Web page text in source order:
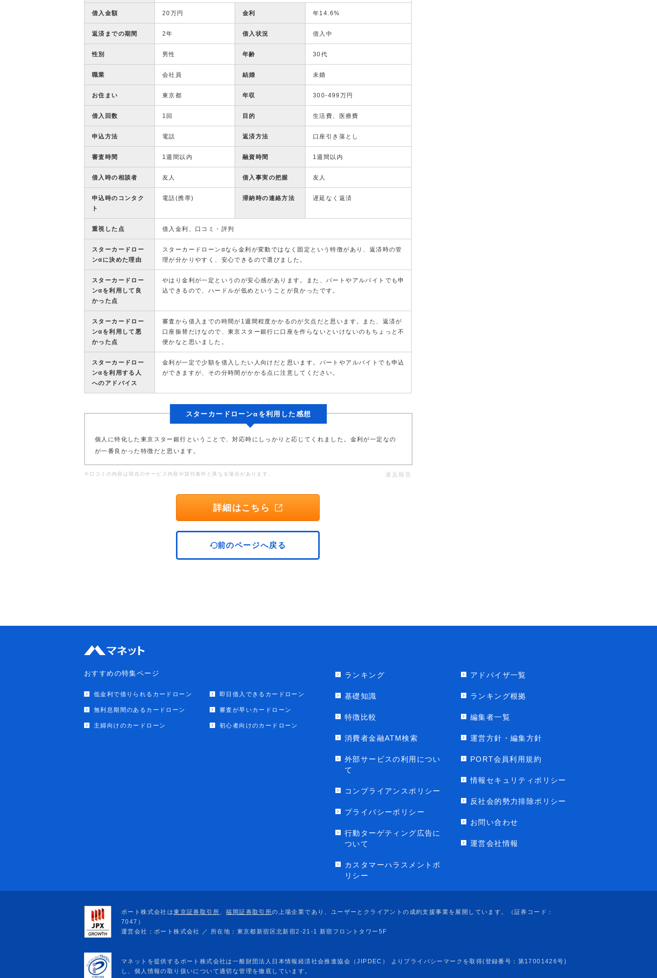
借入金額 20万円 金利 年14.6%
返済までの期間 2年 借入状況 借入中
性別 男性 年齢 30代
職業 会社員 結婚 未婚
お住まい 東京都 年収 300-499万円
借入回数 1回 目的 生活費、医療費
申込方法 電話 返済方法 口座引き落とし
審査時間 1週間以内 融資時間 1週間以内
借入時の相談者 友人 借入事実の把握 友人
申込時のコンタク
ト
電話(携帯) 滞納時の連絡方法 遅延なく返済
重視した点 借入金利、口コミ・評判
スターカードロー
ンαに決めた理由
スターカードローンαなら金利が変動ではなく固定という特徴があり、返済時の管
理が分かりやすく、安心できるので選びました。
スターカードロー
ンαを利用して良
かった点
やはり金利が一定というのが安心感があります。また、パートやアルバイトでも申
込できるので、ハードルが低めということが良かったです。
スターカードロー
ンαを利用して悪
かった点
審査から借入までの時間が1週間程度かかるのが欠点だと思います。また、返済が
口座振替だけなので、東京スター銀行に口座を作らないといけないのもちょっと不
便かなと思いました。
スターカードロー
ンαを利用する人
へのアドバイス
金利が一定で少額を借入したい人向けだと思います。パートやアルバイトでも申込
ができますが、その分時間がかかる点に注意してください。
スターカードローンαを利用した感想
個人に特化した東京スター銀行ということで、対応時にしっかりと応じてくれました。金利が一定なの
が一番良かった特徴だと思います。
※口コミの内容は現在のサービス内容や貸付条件と異なる場合があります。 違反報告
詳細はこちら
前のページへ戻る
おすすめの特集ページ
低金利で借りられるカードローン 即日借入できるカードローン
無利息期間のあるカードローン 審査が早いカードローン
主婦向けのカードローン 初心者向けのカードローン
ランキング
基礎知識
特徴比較
消費者金融ATM検索
外部サービスの利用につい
て
コンプライアンスポリシー
プライバシーポリシー
行動ターゲティング広告に
ついて
カスタマーハラスメントポ
リシー
アドバイザ一覧
ランキング根拠
編集者一覧
運営方針・編集方針
PORT会員利用規約
情報セキュリティポリシー
反社会的勢力排除ポリシー
お問い合わせ
運営会社情報